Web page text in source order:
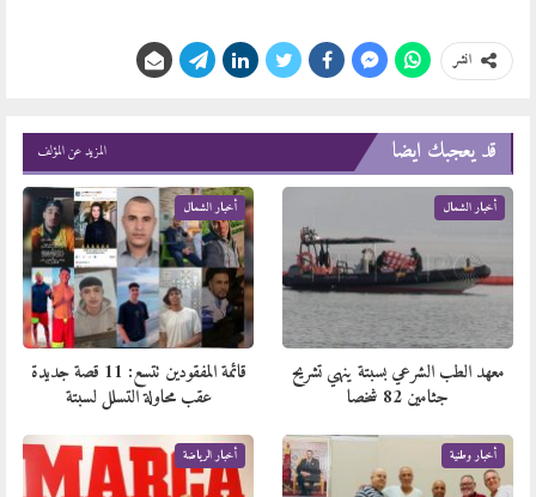
انشر
قد يعجبك ايضا المزيد عن المؤلف
أخبار الشمال
معهد الطب الشرعي بسبتة ينهي تشريح
جثامين 82 شخصا
أخبار الشمال
قائمة المفقودين تتسع: 11 قصة جديدة
عقب محاولة التسلل لسبتة
أخبار وطنية أخبار الرياضة